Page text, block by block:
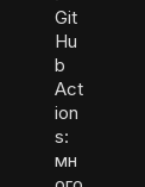
Git
Hu
b
Act
ion
s:
мн